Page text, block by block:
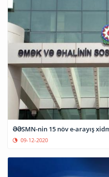
ƏƏSMN-nin 15 növ e-arayış
09-12-2020